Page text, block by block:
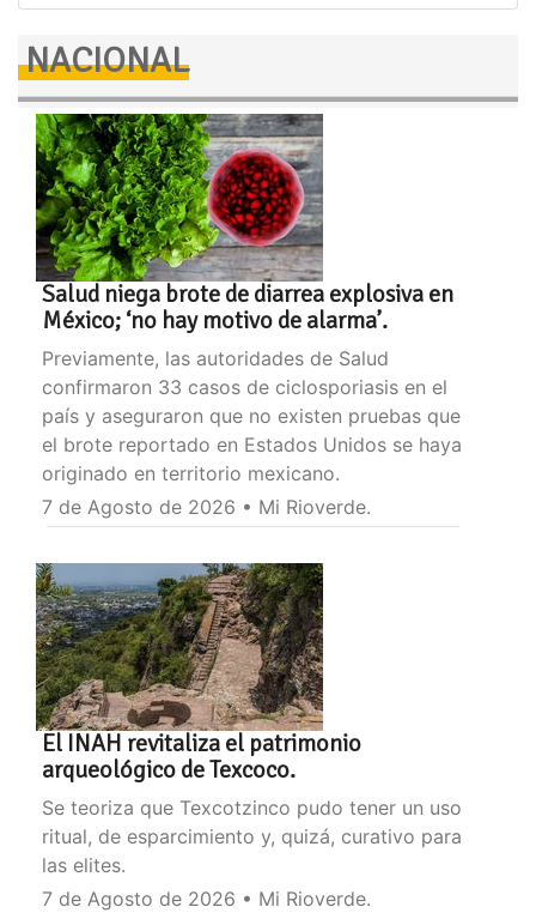
NACIONAL
Salud niega brote de diarrea explosiva en
México; ‘no hay motivo de alarma’.
Previamente, las autoridades de Salud
confirmaron 33 casos de ciclosporiasis en el
país y aseguraron que no existen pruebas que
el brote reportado en Estados Unidos se haya
originado en territorio mexicano.
7 de Agosto de 2026 • Mi Rioverde.
El INAH revitaliza el patrimonio
arqueológico de Texcoco.
Se teoriza que Texcotzinco pudo tener un uso
ritual, de esparcimiento y, quizá, curativo para
las elites.
7 de Agosto de 2026 • Mi Rioverde.